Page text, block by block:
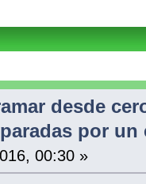
desde
por un
00:30 »